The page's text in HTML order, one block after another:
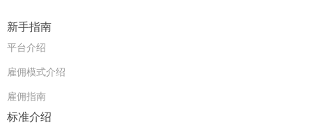
新手指南
平台介绍
雇佣模式介绍
雇佣指南
标准介绍